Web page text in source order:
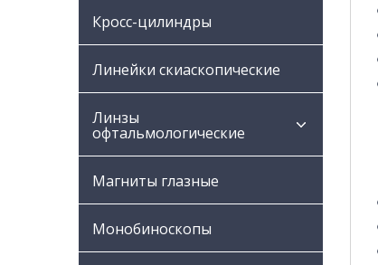
Кросс-цилиндры
Линейки скиаскопические
Линзы
офтальмологические
Магниты глазные
Монобиноскопы